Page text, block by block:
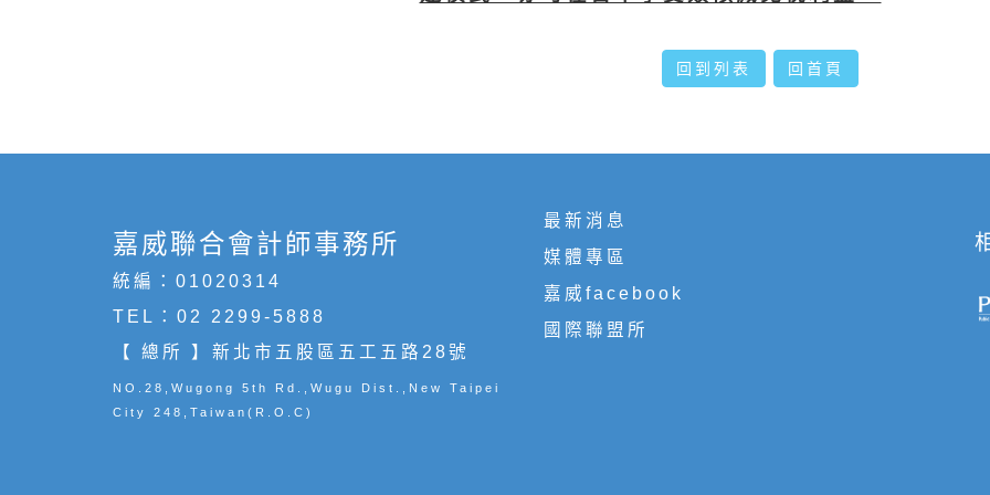
回到列表 回首頁
嘉威聯合會計師事務所
統編：01020314
TEL： 02 2299-5888
【 總所 】新北市五股區五工五路28號
NO.28,Wugong 5th Rd.,Wugu Dist.,New Taipei
City 248,Taiwan(R.O.C)
最新消息
媒體專區
嘉威facebook
國際聯盟所